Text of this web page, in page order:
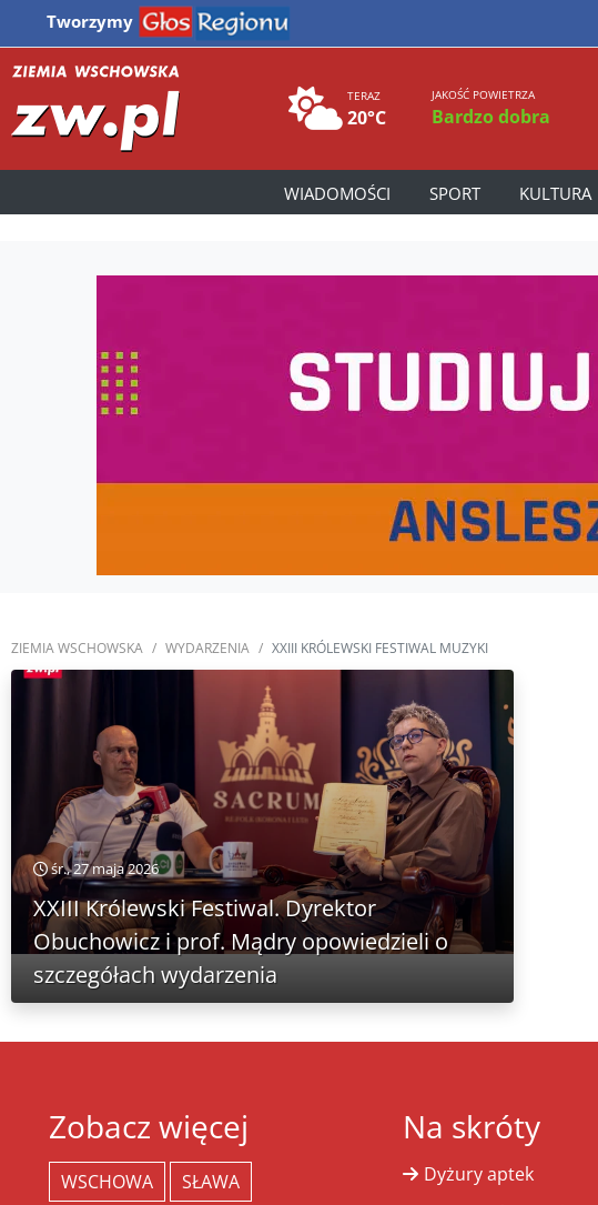
Tworzymy
TERAZ
20°C
JAKOŚĆ POWIETRZA
Bardzo dobra
WIADOMOŚCI SPORT KULTURA
ZIEMIA WSCHOWSKA WYDARZENIA XXIII KRÓLEWSKI FESTIWAL MUZYKI
śr., 27 maja 2026
XXIII Królewski Festiwal. Dyrektor
Obuchowicz i prof. Mądry opowiedzieli o
szczegółach wydarzenia
Zobacz więcej
WSCHOWA
SŁAWA
Na skróty
Dyżury aptek